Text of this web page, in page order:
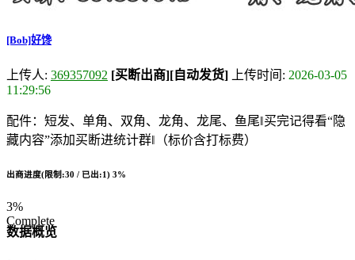
[Bob]好馋
上传人: 369357092 [买断出商][自动发货] 上传时间: 2026-03-05
11:29:56
配件：短发、单角、双角、龙角、龙尾、鱼尾‖买完记得看“隐
藏内容”添加买断进统计群‖（标价含打标费）
出商进度(限制:30 / 已出:1) 3%
3%
Complete
数据概览